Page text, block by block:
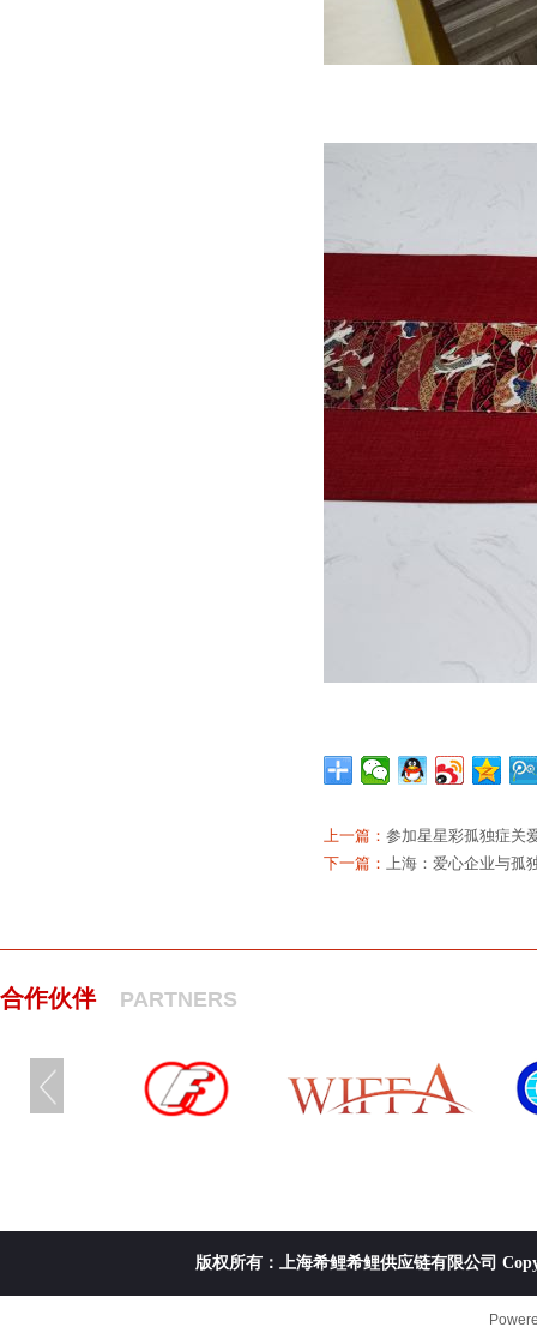
上一篇： 参加星星彩孤独症关
下一篇： 上海：爱心企业与孤
合作伙伴 PARTNERS
版权所有：上海希鲤希鲤供应链有限公司